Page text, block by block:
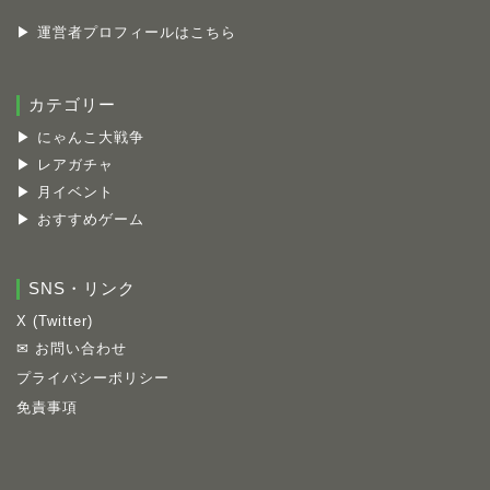
▶ 運営者プロフィールはこちら
カテゴリー
▶ にゃんこ大戦争
▶ レアガチャ
▶ 月イベント
▶ おすすめゲーム
SNS・リンク
X (Twitter)
✉ お問い合わせ
プライバシーポリシー
免責事項